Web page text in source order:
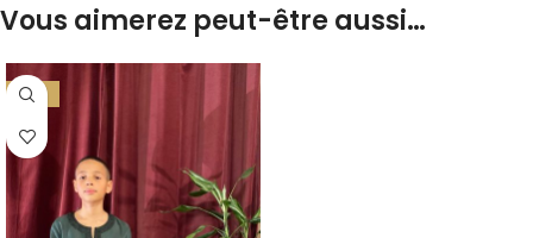
Vous aimerez peut-être aussi…
-38%